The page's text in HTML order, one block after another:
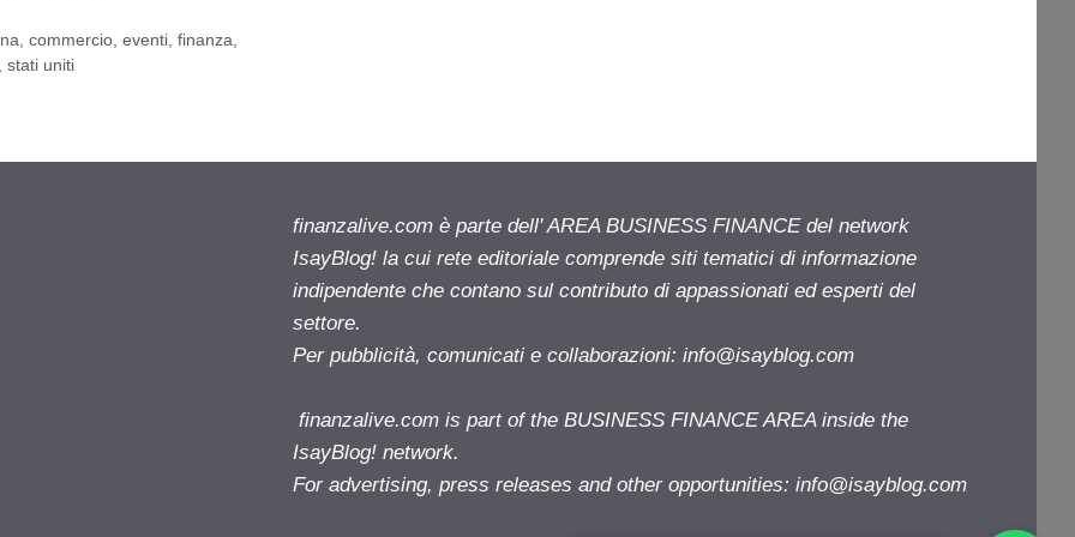
,commercio ,eventi ,finanza
stati uniti
finanzalive.com è parte dell' AREA BUSINESS FINANCE del network
IsayBlog! la cui rete editoriale comprende siti tematici di informazione
indipendente che contano sul contributo di appassionati ed esperti del
settore.
Per pubblicità, comunicati e collaborazioni: info@isayblog.com
finanzalive.com is part of the BUSINESS FINANCE AREA inside the
IsayBlog! network.
For advertising, press releases and other opportunities: info@isayblog.com